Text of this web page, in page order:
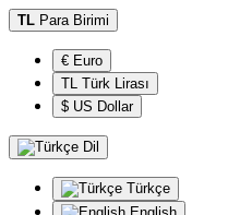
TL Para Birimi
€ Euro
TL Türk Lirası
$ US Dollar
Dil
Türkçe